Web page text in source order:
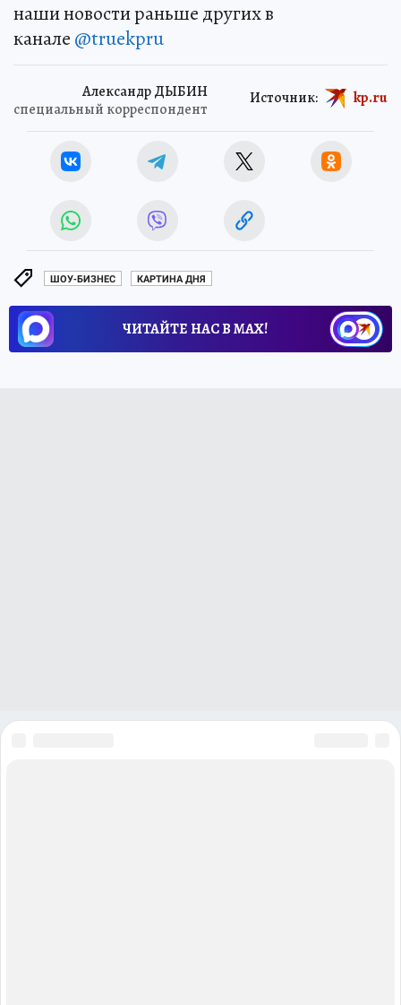
наши новости раньше других в
канале @truekpru
Александр ДЫБИН
специальный корреспондент
Источник: kp.ru
ШОУ-БИЗНЕС КАРТИНА ДНЯ
ЧИТАЙТЕ НАС В МАХ!